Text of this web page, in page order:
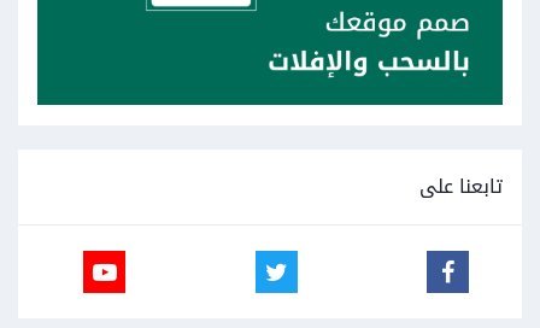
تابعنا على